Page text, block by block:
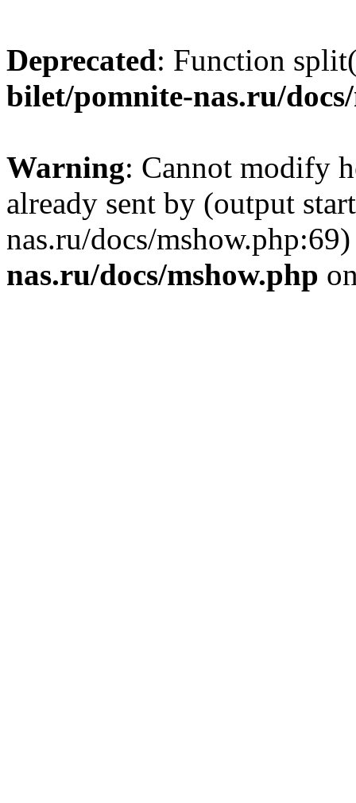
Deprecated: Function
bilet/pomnite-nas.ru/
Warning: Cannot modify
already sent by (output
nas.ru/docs/
nas.ru/docs/mshow.php